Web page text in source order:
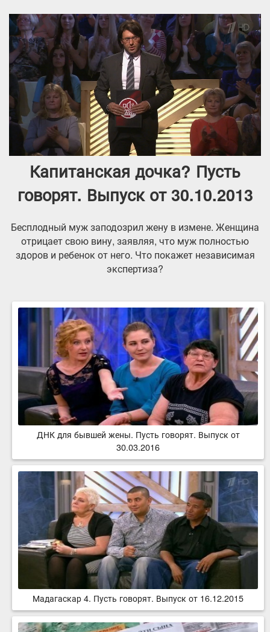
Капитанская дочка? Пусть
говорят. Выпуск от 30.10.2013
Бесплодный муж заподозрил жену в измене. Женщина
отрицает свою вину, заявляя, что муж полностью
здоров и ребенок от него. Что покажет независимая
экспертиза?
ДНК для бывшей жены. Пусть говорят. Выпуск от
30.03.2016
Мадагаскар 4. Пусть говорят. Выпуск от 16.12.2015